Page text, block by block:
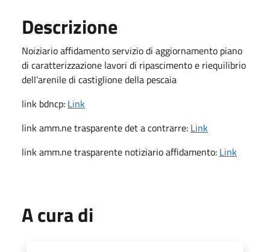
Descrizione
Noiziario affidamento servizio di aggiornamento piano
di caratterizzazione lavori di ripascimento e riequilibrio
dell’arenile di castiglione della pescaia
link bdncp: Link
link amm.ne trasparente det a contrarre: Link
link amm.ne trasparente notiziario affidamento: Link
A cura di